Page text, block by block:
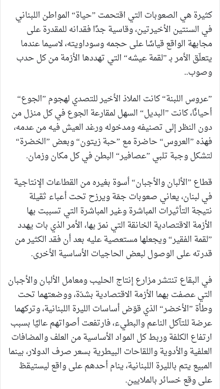
كثيرة هي الصعوبات التي اقتحمت ”حياة“ المواطن اللبناني
في السنتين الأخيرتين، وقاسية جدًا فقدانه للمقدرة على
مجابهة الواقع قياسًا على حجمه وسوداويته، لاسيما عندما
يتعلّق الأمر بـ ”لقمة عيشه“ التي تهددها الأزمة من كل حدب
وصوب..
”عروس اللبنة“ كانت الملاذ الأخير للتصدي لهجوم ”الجوع“
أحيانًا، كانت ”البديل“ السهل لمقارعة الجوع في كل منزل من
دون النظر إلى تصنيفه ومدخوله ورغد العيش فيه من عدمه،
فهذه ”العروس“ حاضرة مع ”حبة زيتون“ وبعض ”الخضرة“
لتشكل وجبة تلبي ”عصافير“ البطن في كل مكان وزمان.
قطاع ”الألبان والأجبان“ أسوة بغيره من القطاعات الإنتاجية
في لبنان، يعاني صعوبات جمّة ويرزح تحت أعباء ثقيلة
نتيجة التأثيرات المباشرة وغير المباشرة التي تسببت بها
الأزمة الاقتصادية الخانقة التي نمرّ بها، الأمر الذي بات يهدد
”لقمة الفقير“ ويجعلها مستعصية عليه بعد أن فقد الكثير من
قدرته على الوصول لبعض الحاجيات الأساسية الأخرى.
في البقاع تنتشر مزارع إنتاج الحليب ومعامل الألبان والأجبان
التي عصفت بهما الأزمة الاقتصادية بشدّة، ووضعتهما تحت
وطأة ”الأخضر“ الذي قوّض أساسات الليرة اللبنانية، وتركهما
عرضة للتآكل الناعم والبطيء، فارتفعت أصواتهم عاليًا بسبب
ارتفاع الكلفة وربط كل المواد الأساسية من العلف والمضافات
العلفية والأدوية واللقاحات البيطرية بسعر صرف الدولار، بينما
المبيع يتم بالليرة اللبنانية، ينام أحدهم على واقع ليستيقظ
على وقع خسائر بالملايين.